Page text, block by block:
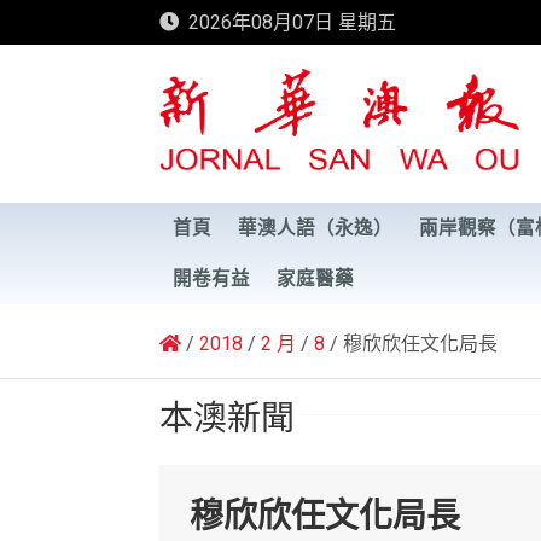
to
2026年08月07日 星期五
新華澳報
首頁 華澳人語（永逸） 兩岸觀察（富
開卷有益 家庭醫藥
2018 2 月 8 穆欣欣任文化局長
本澳新聞
穆欣欣任文化局長